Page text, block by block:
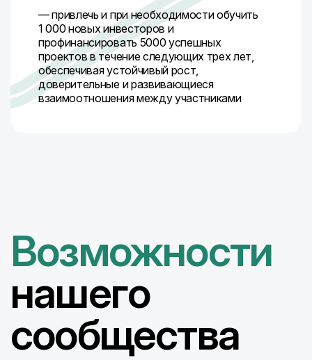
— привлечь и при необходимости обучить
1 000 новых инвесторов и
профинансировать 5000 успешных
проектов в течение следующих трех лет,
обеспечивая устойчивый рост,
доверительные и развивающиеся
взаимоотношения между участниками
Возможности
нашего
сообщества